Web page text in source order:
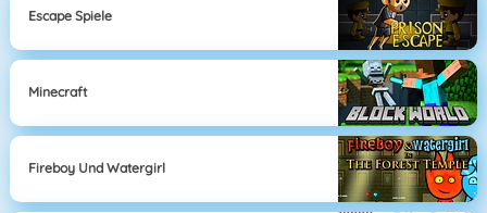
Escape Spiele
Minecraft
Fireboy Und Watergirl